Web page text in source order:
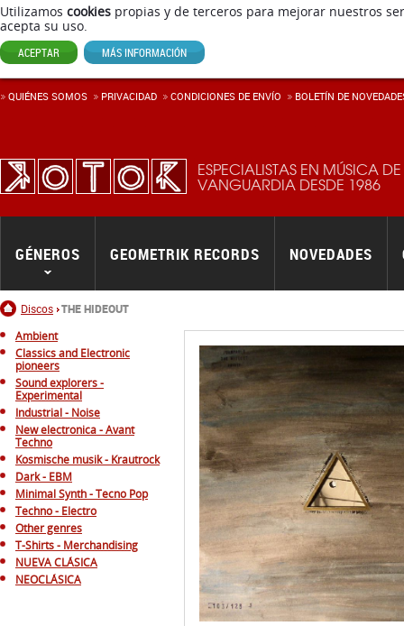
Utilizamos cookies propias y de terceros para mejorar nuestros
acepta su uso.
ACEPTAR MÁS INFORMACIÓN
ESPECIALISTAS EN MÚSICA DE
VANGUARDIA DESDE 1986
Inicio
Discos THE HIDEOUT
GÉNEROS GEOMETRIK RECORDS NOVEDADES
QUIÉNES SOMOS PRIVACIDAD CONDICIONES DE ENVÍ­O BOLETÍN DE
Ambient
Classics and Electronic
pioneers
Sound explorers -
Experimental
Industrial - Noise
New electronica - Avant
Techno
Kosmische musik - Krautrock
Dark - EBM
Minimal Synth - Tecno Pop
Techno - Electro
Other genres
T-Shirts - Merchandising
NUEVA CLÁSICA
NEOCLÁSICA